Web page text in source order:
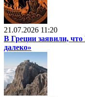
21.07.2026 11:20
В Греции заявили,
далеко»